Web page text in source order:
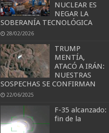
NUCLEAR ES
NEGAR LA
SOBERANÍA TECNOLÓGICA
28/02/2026
TRUMP
MENTÍA,
ATACÓ A IRÁN:
NUESTRAS
SOSPECHAS SE CONFIRMAN
22/06/2025
F-35 alcanzado:
fin de la